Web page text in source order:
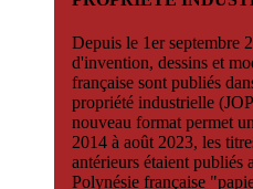
Depuis le 1er septembre
d'invention, dessins et
française sont publiés
propriété industrielle
nouveau format permet
2014 à août 2023, les
antérieurs étaient publiés
Polynésie française